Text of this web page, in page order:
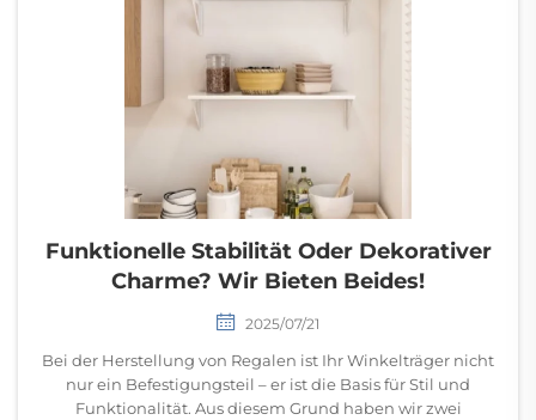
Funktionelle Stabilität Oder Dekorativer
Charme? Wir Bieten Beides!
2025/07/21
Bei der Herstellung von Regalen ist Ihr Winkelträger nicht
nur ein Befestigungsteil – er ist die Basis für Stil und
Funktionalität. Aus diesem Grund haben wir zwei